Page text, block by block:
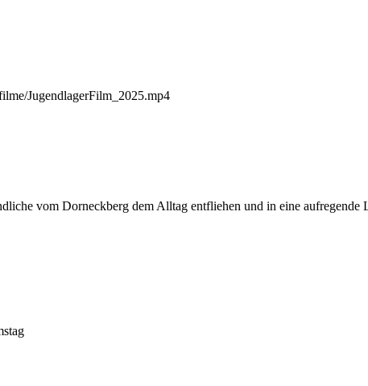
JugendlagerFilm_2025.mp4
vom Dorneckberg dem Alltag entfliehen und in eine aufregende